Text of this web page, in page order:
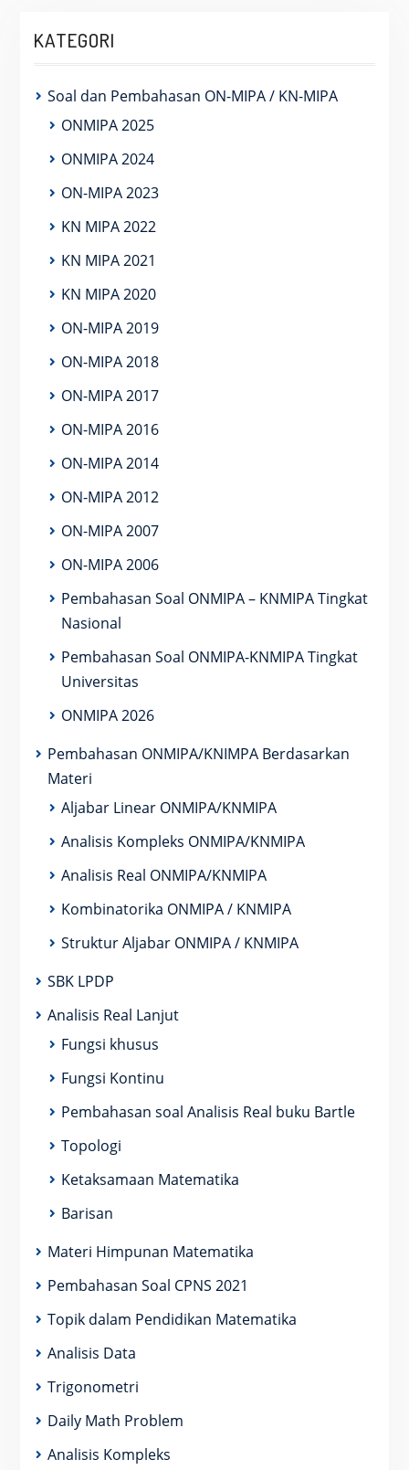
KATEGORI
Soal dan Pembahasan ON-MIPA / KN-MIPA
ONMIPA 2025
ONMIPA 2024
ON-MIPA 2023
KN MIPA 2022
KN MIPA 2021
KN MIPA 2020
ON-MIPA 2019
ON-MIPA 2018
ON-MIPA 2017
ON-MIPA 2016
ON-MIPA 2014
ON-MIPA 2012
ON-MIPA 2007
ON-MIPA 2006
Pembahasan Soal ONMIPA – KNMIPA Tingkat
Nasional
Pembahasan Soal ONMIPA-KNMIPA Tingkat
Universitas
ONMIPA 2026
Pembahasan ONMIPA/KNIMPA Berdasarkan
Materi
Aljabar Linear ONMIPA/KNMIPA
Analisis Kompleks ONMIPA/KNMIPA
Analisis Real ONMIPA/KNMIPA
Kombinatorika ONMIPA / KNMIPA
Struktur Aljabar ONMIPA / KNMIPA
SBK LPDP
Analisis Real Lanjut
Fungsi khusus
Fungsi Kontinu
Pembahasan soal Analisis Real buku Bartle
Topologi
Ketaksamaan Matematika
Barisan
Materi Himpunan Matematika
Pembahasan Soal CPNS 2021
Topik dalam Pendidikan Matematika
Analisis Data
Trigonometri
Daily Math Problem
Analisis Kompleks